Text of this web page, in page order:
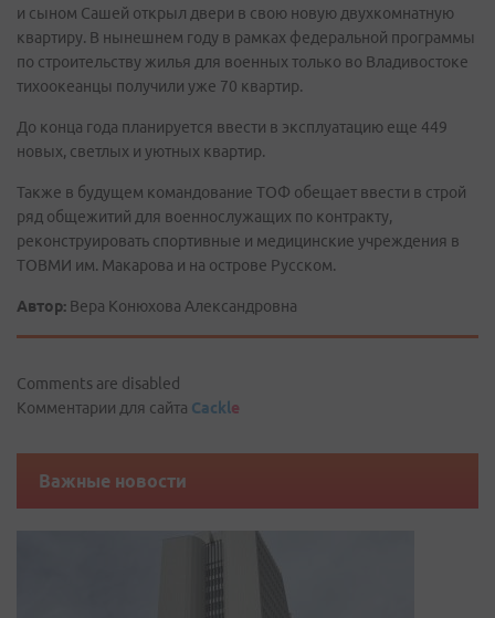
и сыном Сашей открыл двери в свою новую двухкомнатную
квартиру. В нынешнем году в рамках федеральной программы
по строительству жилья для военных только во Владивостоке
тихоокеанцы получили уже 70 квартир.
До конца года планируется ввести в эксплуатацию еще 449
новых, светлых и уютных квартир.
Также в будущем командование ТОФ обещает ввести в строй
ряд общежитий для военнослужащих по контракту,
реконструировать спортивные и медицинские учреждения в
ТОВМИ им. Макарова и на острове Русском.
Автор: Вера Конюхова Александровна
Comments are disabled
Комментарии для сайта Cackle
Важные новости